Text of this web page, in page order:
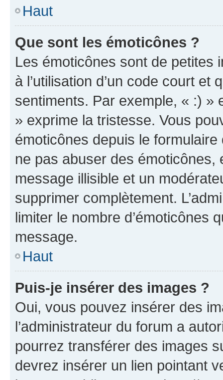
Haut
Que sont les émoticônes ?
Les émoticônes sont de petites
à l’utilisation d’un code court et
sentiments. Par exemple, « :) »
» exprime la tristesse. Vous
émoticônes depuis le
ne pas abuser des
message illisible et un
supprimer complètement.
limiter le nombre d’émoticônes
message.
Haut
Puis-je insérer des images ?
Oui, vous pouvez insérer des
l’administrateur du forum a
pourrez transférer des images
devrez insérer un lien pointant